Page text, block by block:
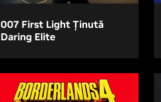
007 First Light Ținută
Daring Elite